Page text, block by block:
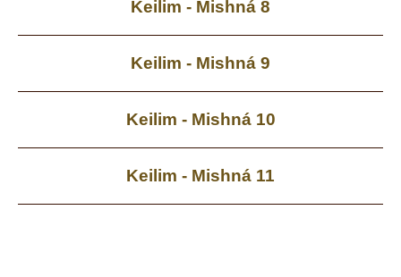
Keilim - Mishná 8
Keilim - Mishná 9
Keilim - Mishná 10
Keilim - Mishná 11